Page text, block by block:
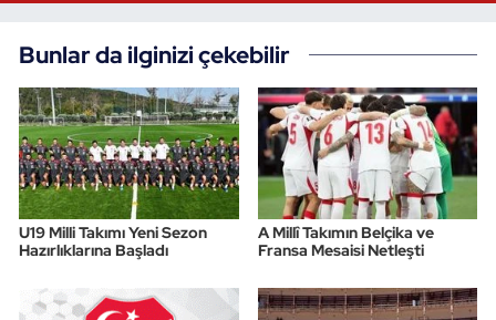
Bunlar da ilginizi çekebilir
U19 Milli Takımı Yeni Sezon
Hazırlıklarına Başladı
A Millî Takımın Belçika ve
Fransa Mesaisi Netleşti